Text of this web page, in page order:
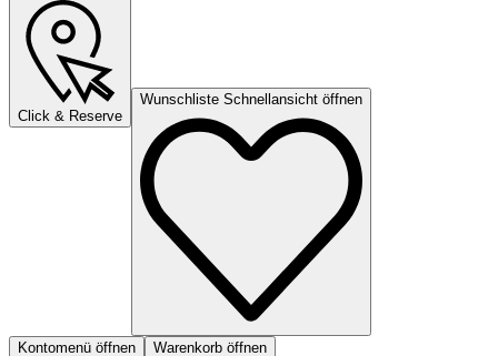
Click & Reserve
Wunschliste Schnellansicht öffnen
Kontomenü öffnen Warenkorb öffnen